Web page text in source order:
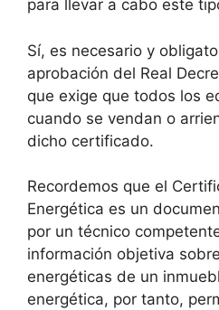
para llevar a cabo este
Sí, es necesario y
aprobación del Real
que exige que todos los
cuando se vendan o
dicho certificado.
Recordemos que el
Energética es un
por un técnico
información objetiva
energéticas de un
energética, por tanto,